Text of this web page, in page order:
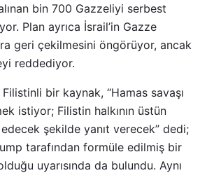
bin 700 Gazzeliyi serbest
Plan ayrıca İsrail’in Gazze
geri çekilmesini öngörüyor, ancak
reddediyor.
Filistinli bir kaynak, “Hamas savaşı
istiyor; Filistin halkının üstün
şekilde yanıt verecek” dedi;
tarafından formüle edilmiş bir
uyarısında da bulundu. Aynı